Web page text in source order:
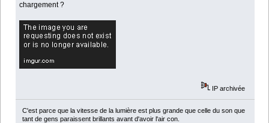
chargement ?
IP archivée
C'est parce que la vitesse de la lumière est plus grande que celle du son que
tant de gens paraissent brillants avant d'avoir l'air con.